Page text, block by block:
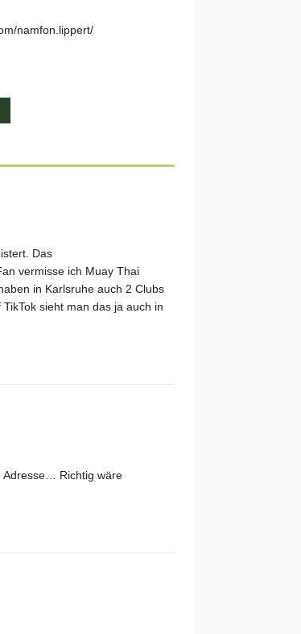
namfon.lippert/
Das
vermisse ich Muay Thai
in Karlsruhe auch 2 Clubs
sieht man das ja auch in
Adresse… Richtig wäre